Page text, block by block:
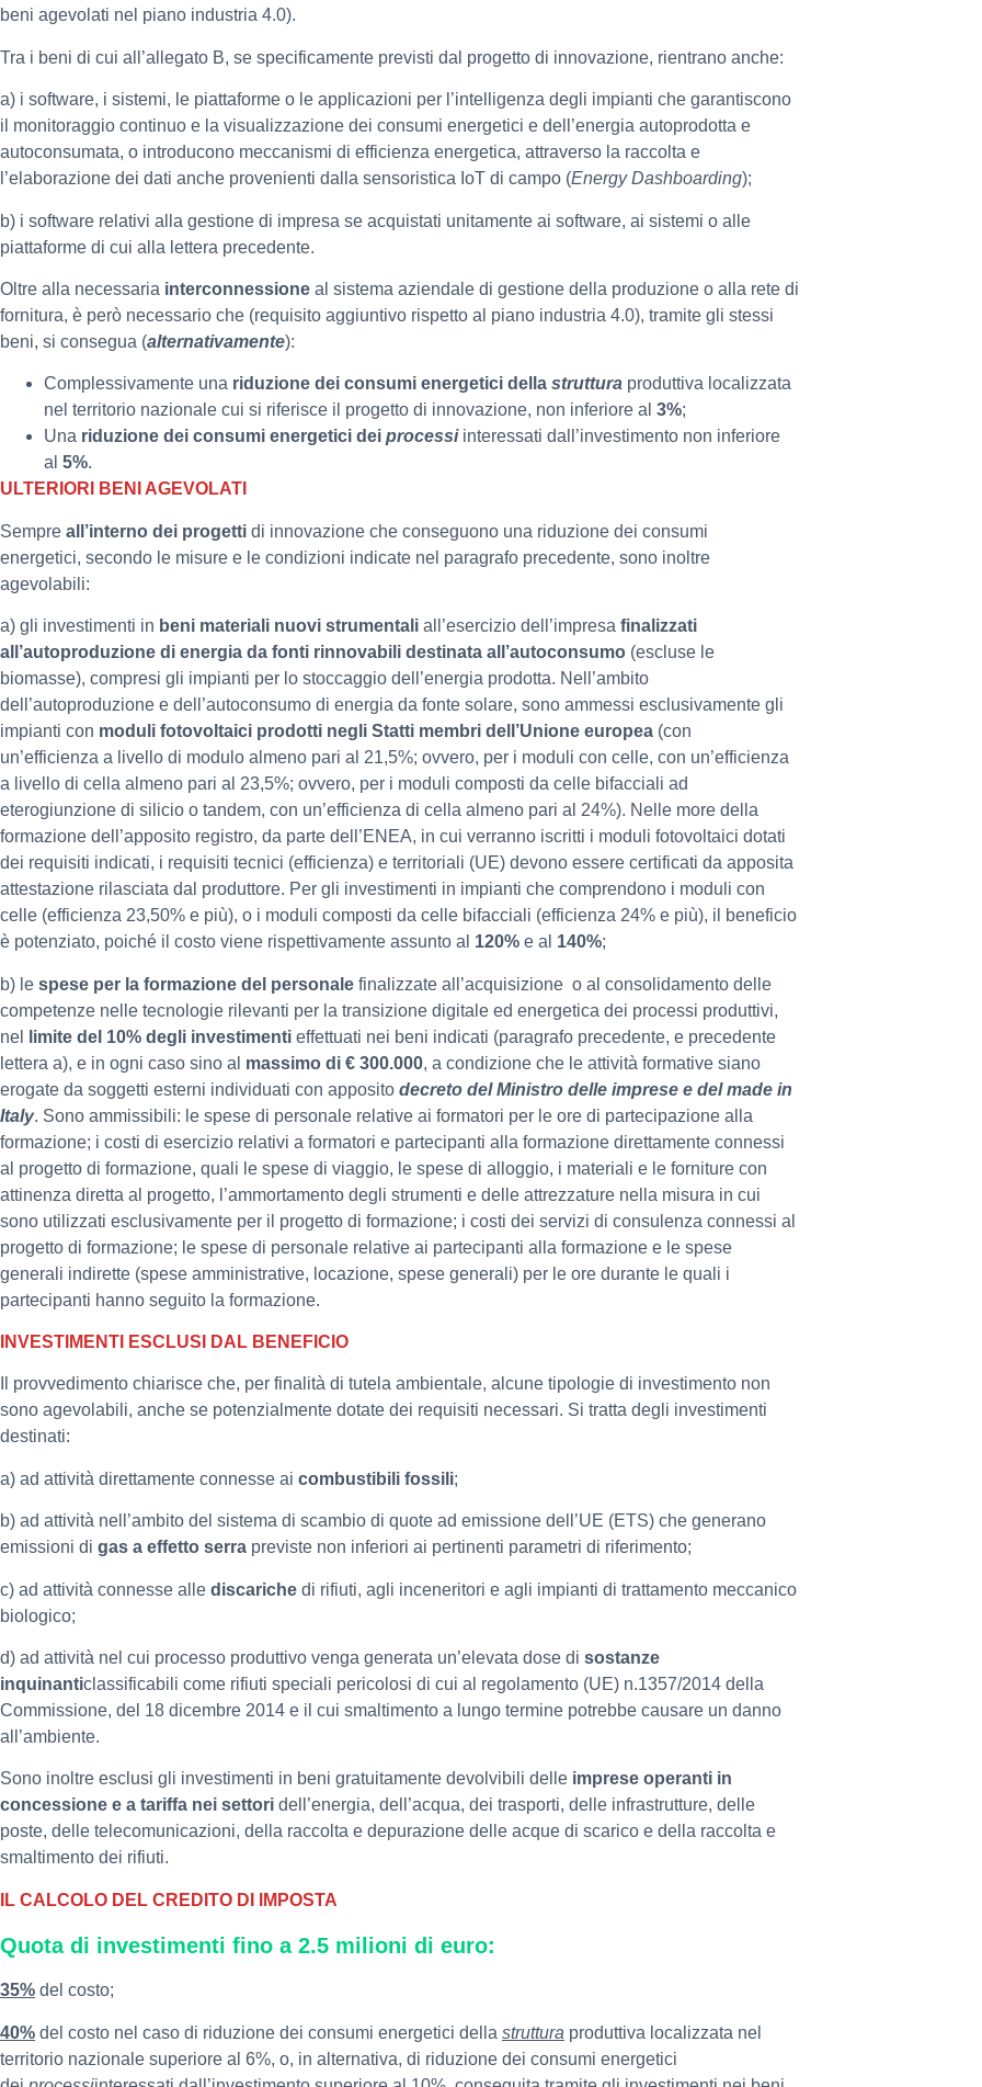
beni agevolati nel piano industria 4.0).
Tra i beni di cui all’allegato B, se specificamente previsti dal progetto di innovazione, rientrano anche:
a) i software, i sistemi, le piattaforme o le applicazioni per l’intelligenza degli impianti che garantiscono
il monitoraggio continuo e la visualizzazione dei consumi energetici e dell’energia autoprodotta e
autoconsumata, o introducono meccanismi di efficienza energetica, attraverso la raccolta e
l’elaborazione dei dati anche provenienti dalla sensoristica IoT di campo (Energy Dashboarding);
b) i software relativi alla gestione di impresa se acquistati unitamente ai software, ai sistemi o alle
piattaforme di cui alla lettera precedente.
Oltre alla necessaria interconnessione al sistema aziendale di gestione della produzione o alla rete di
fornitura, è però necessario che (requisito aggiuntivo rispetto al piano industria 4.0), tramite gli stessi
beni, si consegua (alternativamente):
Complessivamente una riduzione dei consumi energetici della struttura produttiva localizzata
nel territorio nazionale cui si riferisce il progetto di innovazione, non inferiore al 3%;
Una riduzione dei consumi energetici dei processiinteressati dall’investimento non inferiore
al 5%.
ULTERIORI BENI AGEVOLATI
Sempre all’interno dei progetti di innovazione che conseguono una riduzione dei consumi
energetici, secondo le misure e le condizioni indicate nel paragrafo precedente, sono inoltre
agevolabili:
a) gli investimenti in beni materiali nuovi strumentali all’esercizio dell’impresa finalizzati
all’autoproduzione di energia da fonti rinnovabili destinata all’autoconsumo (escluse le
biomasse), compresi gli impianti per lo stoccaggio dell’energia prodotta. Nell’ambito
dell’autoproduzione e dell’autoconsumo di energia da fonte solare, sono ammessi esclusivamente gli
impianti con moduli fotovoltaici prodotti negli Statti membri dell’Unione europea (con
un’efficienza a livello di modulo almeno pari al 21,5%; ovvero, per i moduli con celle, con un’efficienza
a livello di cella almeno pari al 23,5%; ovvero, per i moduli composti da celle bifacciali ad
eterogiunzione di silicio o tandem, con un’efficienza di cella almeno pari al 24%). Nelle more della
formazione dell’apposito registro, da parte dell’ENEA, in cui verranno iscritti i moduli fotovoltaici dotati
dei requisiti indicati, i requisiti tecnici (efficienza) e territoriali (UE) devono essere certificati da apposita
attestazione rilasciata dal produttore. Per gli investimenti in impianti che comprendono i moduli con
celle (efficienza 23,50% e più), o i moduli composti da celle bifacciali (efficienza 24% e più), il beneficio
è potenziato, poiché il costo viene rispettivamente assunto al 120% e al 140%;
b) le spese per la formazione del personale finalizzate all’acquisizione o al consolidamento delle
competenze nelle tecnologie rilevanti per la transizione digitale ed energetica dei processi produttivi,
nel
limite del 10% degli investimenti effettuati nei beni indicati (paragrafo precedente, e precedente
lettera a), e in ogni caso sino al massimo di € 300.000, a condizione che le attività formative siano
erogate da soggetti esterni individuati con apposito decreto del Ministro delle imprese e del made in
Italy. Sono ammissibili: le spese di personale relative ai formatori per le ore di partecipazione alla
formazione; i costi di esercizio relativi a formatori e partecipanti alla formazione direttamente connessi
al progetto di formazione, quali le spese di viaggio, le spese di alloggio, i materiali e le forniture con
attinenza diretta al progetto, l’ammortamento degli strumenti e delle attrezzature nella misura in cui
sono utilizzati esclusivamente per il progetto di formazione; i costi dei servizi di consulenza connessi al
progetto di formazione; le spese di personale relative ai partecipanti alla formazione e le spese
generali indirette (spese amministrative, locazione, spese generali) per le ore durante le quali i
partecipanti hanno seguito la formazione.
INVESTIMENTI ESCLUSI DAL BENEFICIO
Il provvedimento chiarisce che, per finalità di tutela ambientale, alcune tipologie di investimento non
sono agevolabili, anche se potenzialmente dotate dei requisiti necessari. Si tratta degli investimenti
destinati:
a) ad attività direttamente connesse ai combustibili fossili;
b) ad attività nell’ambito del sistema di scambio di quote ad emissione dell’UE (ETS) che generano
emissioni di gas a effetto serra previste non inferiori ai pertinenti parametri di riferimento;
c) ad attività connesse alle discariche di rifiuti, agli inceneritori e agli impianti di trattamento meccanico
biologico;
d) ad attività nel cui processo produttivo venga generata un’elevata dose di sostanze
inquinanticlassificabili come rifiuti speciali pericolosi di cui al regolamento (UE) n.1357/2014 della
Commissione, del 18 dicembre 2014 e il cui smaltimento a lungo termine potrebbe causare un danno
all’ambiente.
Sono inoltre esclusi gli investimenti in beni gratuitamente devolvibili delle imprese operanti in
concessione e a tariffa nei settori dell’energia, dell’acqua, dei trasporti, delle infrastrutture, delle
poste, delle telecomunicazioni, della raccolta e depurazione delle acque di scarico e della raccolta e
smaltimento dei rifiuti.
IL CALCOLO DEL CREDITO DI IMPOSTA
Quota di investimenti fino a 2.5 milioni di euro:
35% del costo;
40% del costo nel caso di riduzione dei consumi energetici della struttura produttiva localizzata nel
territorio nazionale superiore al 6%, o, in alternativa, di riduzione dei consumi energetici